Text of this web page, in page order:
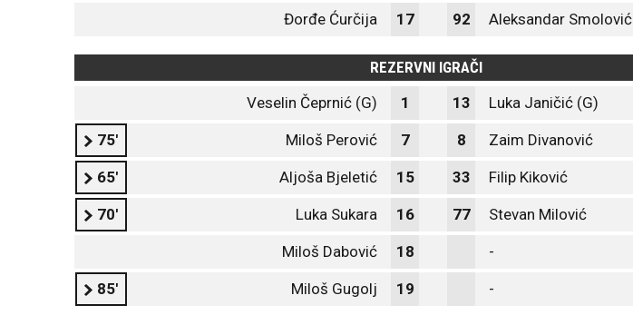
Đorđe Ćurčija 17 92 Aleksandar Smolović
REZERVNI IGRAČI
Veselin Čeprnić (G)
1 13 Luka Janičić (G)
75' Miloš Perović 7 8 Zaim Divanović
65' Aljoša Bjeletić 15 33 Filip Kiković
70' Luka Sukara 16 77 Stevan Milović
Miloš Dabović 18 -
85' Miloš Gugolj 19 -